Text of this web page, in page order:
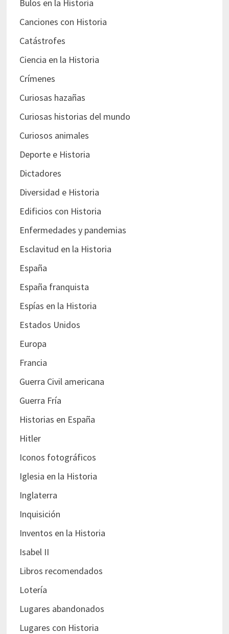
Bulos en la Historia
Canciones con Historia
Catástrofes
Ciencia en la Historia
Crímenes
Curiosas hazañas
Curiosas historias del mundo
Curiosos animales
Deporte e Historia
Dictadores
Diversidad e Historia
Edificios con Historia
Enfermedades y pandemias
Esclavitud en la Historia
España
España franquista
Espías en la Historia
Estados Unidos
Europa
Francia
Guerra Civil americana
Guerra Fría
Historias en España
Hitler
Iconos fotográficos
Iglesia en la Historia
Inglaterra
Inquisición
Inventos en la Historia
Isabel II
Libros recomendados
Lotería
Lugares abandonados
Lugares con Historia